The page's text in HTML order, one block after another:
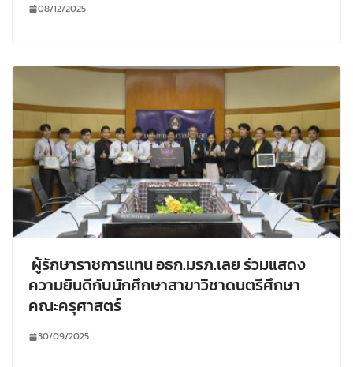
08/12/2025
ผู้รักษาราชการแทน อธก.มรภ.เลย ร่วมแสดง
ความยินดีกับนักศึกษาสาขาวิชาดนตรีศึกษา
คณะครุศาสตร์
30/09/2025